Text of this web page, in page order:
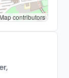
contributors